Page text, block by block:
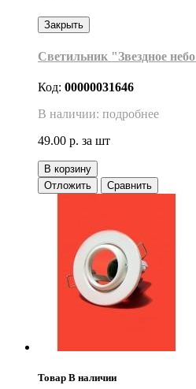
Закрыть
Светильник "Звездное
Код: 00000031646
В наличии: подробнее
49.00 р. за шт
В корзину
Отложить
Сравнить
Товар В наличии